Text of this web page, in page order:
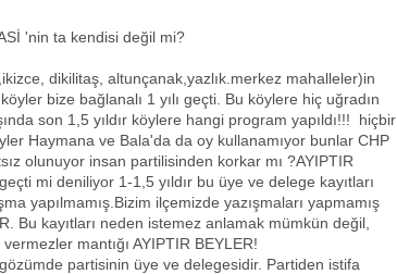
'nin ta kendisi değil mi?
dikilitaş, altunçanak,yazlık.merkez mahalleler)in
bize bağlanalı 1 yılı geçti. Bu köylere hiç uğradın
son 1,5 yıldır köylere hangi program yapıldı!!! hiçbir
Haymana ve Bala'da da oy kullanamıyor bunlar CHP
olunuyor insan partilisinden korkar mı ?AYIPTIR
deniliyor 1-1,5 yıldır bu üye ve delege kayıtları
yapılmamış.Bizim ilçemizde yazışmaları yapmamış
Bu kayıtları neden istemez anlamak mümkün değil,
mantığı AYIPTIR BEYLER!
partisinin üye ve delegesidir. Partiden istifa